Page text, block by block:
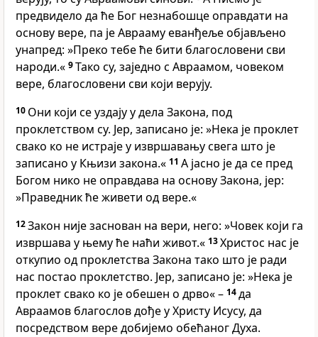
предвидело да ће Бог незнабошце оправдати на
основу вере, па је Аврааму еванђеље објављено
унапред: »Преко тебе ће бити благословени сви
народи.« 9Тако су, заједно с Авраамом, човеком
вере, благословени сви који верују.
10 Они који се уздају у дела Закона, под
проклетством су. Јер, записано је: »Нека је проклет
свако ко не истраје у извршавању свега што је
записано у Књизи закона.« 11 А јасно је да се пред
Богом нико не оправдава на основу Закона, јер:
»Праведник ће живети од вере.«
12Закон није заснован на вери, него: »Човек који га
извршава у њему ће наћи живот.« 13Христос нас је
откупио од проклетства Закона тако што је ради
нас постао проклетство. Јер, записано је: »Нека је
проклет свако ко је обешен о дрво«– 14да
Авраамов благослов дође у Христу Исусу, да
посредством вере добијемо обећаног Духа.